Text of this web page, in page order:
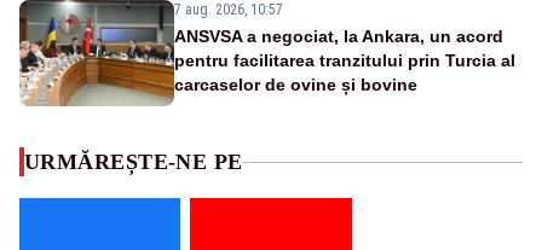
7 aug. 2026, 10:57
ANSVSA a negociat, la Ankara, un acord
pentru facilitarea tranzitului prin Turcia al
carcaselor de ovine și bovine
URMĂREȘTE-NE PE